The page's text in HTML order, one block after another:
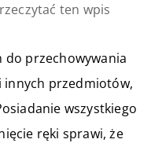
ten wpis
do przechowywania
innych przedmiotów,
wszystkiego
ręki sprawi, że